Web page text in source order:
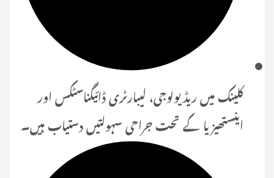
کلینک میں ریڈیولوجی، لیبارٹری ڈائیگناسٹکس اور
اینستھیزیا کے تحت جراحی سہولتیں دستیاب ہیں۔